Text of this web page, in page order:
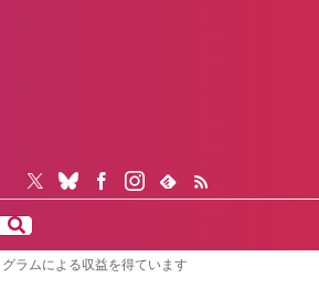
ラムによる収益を得ています